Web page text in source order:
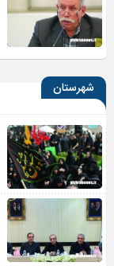
شهرستان